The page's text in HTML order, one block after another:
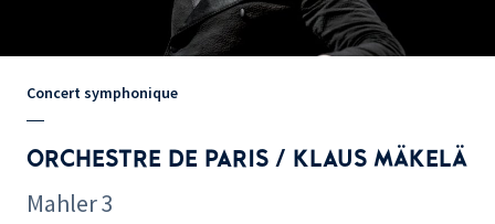
Concert symphonique
ORCHESTRE DE PARIS / KLAUS MÄKELÄ
Mahler 3